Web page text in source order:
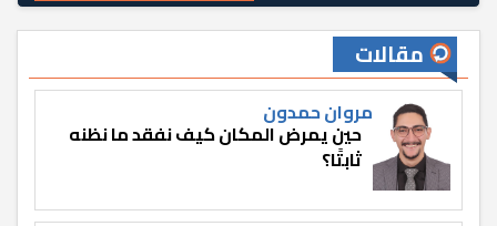
مقالات
مروان حمدون
حين يمرض المكان كيف نفقد ما نظنه
ثابتًا؟